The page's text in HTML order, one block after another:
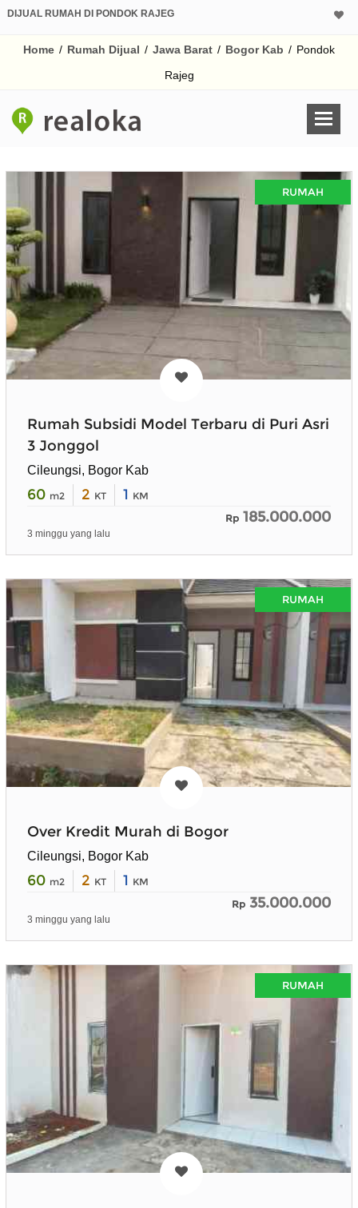
DIJUAL RUMAH DI PONDOK RAJEG
Home / Rumah Dijual / Jawa Barat / Bogor Kab / Pondok
Rajeg
RUMAH
Rumah Subsidi Model Terbaru di Puri Asri
3 Jonggol
Cileungsi, Bogor Kab
60 m2 2 KT 1 KM
Rp 185.000.000
3 minggu yang lalu
RUMAH
Over Kredit Murah di Bogor
Cileungsi, Bogor Kab
60 m2 2 KT 1 KM
Rp 35.000.000
3 minggu yang lalu
RUMAH